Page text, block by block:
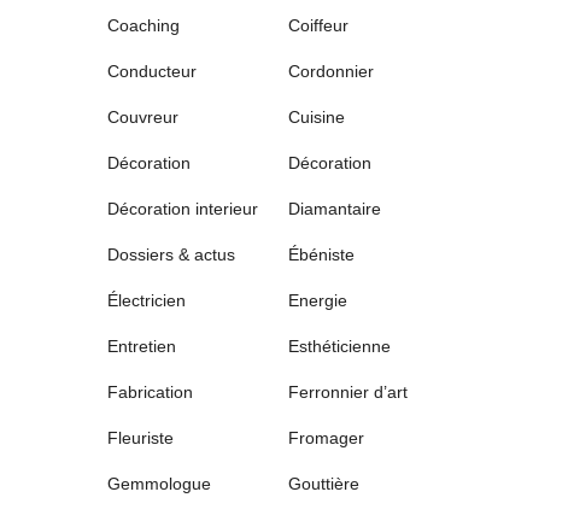
Coaching Coiffeur
Conducteur Cordonnier
Couvreur Cuisine
Décoration Décoration
Décoration interieur Diamantaire
Dossiers & actus Ébéniste
Électricien Energie
Entretien Esthéticienne
Fabrication Ferronnier d’art
Fleuriste Fromager
Gemmologue Gouttière